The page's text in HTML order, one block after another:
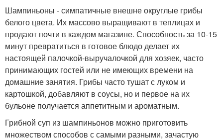
Шампиньоны - симпатичные внешне округлые грибы
белого цвета. Их массово выращивают в теплицах и
продают почти в каждом магазине. Способность за 10-15
минут превратиться в готовое блюдо делает их
настоящей палочкой-выручалочкой для хозяек, часто
принимающих гостей или не имеющих времени на
домашние занятия. Грибы часто тушат с луком и
картошкой, добавляют в соусы, но и первое на их
бульоне получается аппетитным и ароматным.
Грибной суп из шампиньонов можно приготовить
множеством способов с самыми разными, зачастую